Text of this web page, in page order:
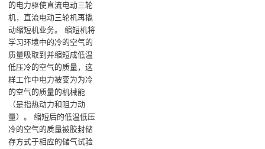
的电力驱使直流电动三轮
机，直流电动三轮机再撬
动缩短机业务‌。 缩短机将
学习环境中的冷的空气的
质量吸取到并缩短成低温
低压冷的空气的质量，这
样工作中电力被变为为冷
的空气的质量的机械能
（是指热动力和阻力动
量）‌。 缩短后的低温低压
冷的空气的质量被胶封储
存方式于相应的储气试验